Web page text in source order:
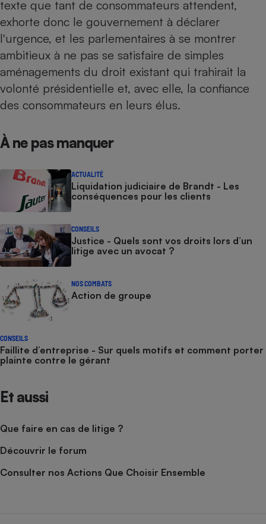
texte que tant de consommateurs attendent,
exhorte donc le gouvernement à déclarer
l'urgence, et les parlementaires à se montrer
ambitieux à ne pas se satisfaire de simples
aménagements du droit existant qui trahirait la
volonté présidentielle et, avec elle, la confiance
des consommateurs en leurs élus.
À ne pas manquer
ACTUALITÉ
Liquidation judiciaire de Brandt - Les
conséquences pour les clients
CONSEILS
Justice - Quels sont vos droits lors d’un
litige avec un avocat ?
NOS COMBATS
Action de groupe
CONSEILS
Faillite d’entreprise - Sur quels motifs et comment porter
plainte contre le gérant
Et aussi
Que faire en cas de litige ?
Découvrir le forum
Consulter nos Actions Que Choisir Ensemble